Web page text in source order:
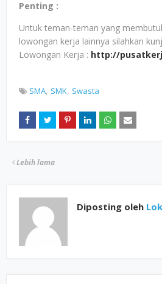
Penting :
Untuk teman-teman yang
lowongan kerja lainnya silahkan
Lowongan Kerja : http://
SMA SMK Swasta
Lebih lama
Diposting oleh